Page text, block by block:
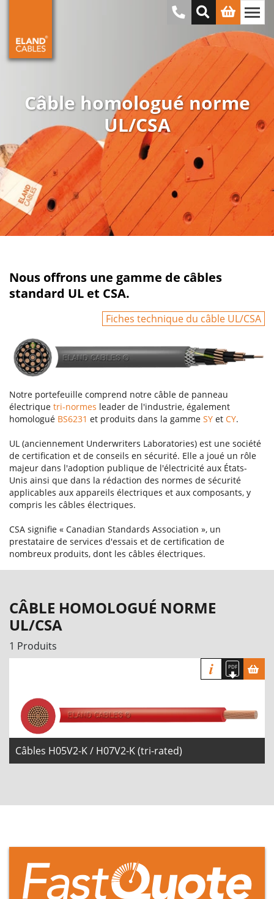
Câble homologué norme
UL/CSA
Nous offrons une gamme de câbles
standard UL et CSA.
Fiches technique du câble UL/CSA
Notre portefeuille comprend notre câble de panneau
électrique tri-normes leader de l'industrie, également
homologué BS6231 et produits dans la gamme SY et CY.
UL (anciennement Underwriters Laboratories) est une société
de certification et de conseils en sécurité. Elle a joué un rôle
majeur dans l'adoption publique de l'électricité aux États-
Unis ainsi que dans la rédaction des normes de sécurité
applicables aux appareils électriques et aux composants, y
compris les câbles électriques.
CSA signifie « Canadian Standards Association », un
prestataire de services d'essais et de certification de
nombreux produits, dont les câbles électriques.
CÂBLE HOMOLOGUÉ NORME
UL/CSA
1 Produits
Câbles H05V2-K / H07V2-K (tri-rated)